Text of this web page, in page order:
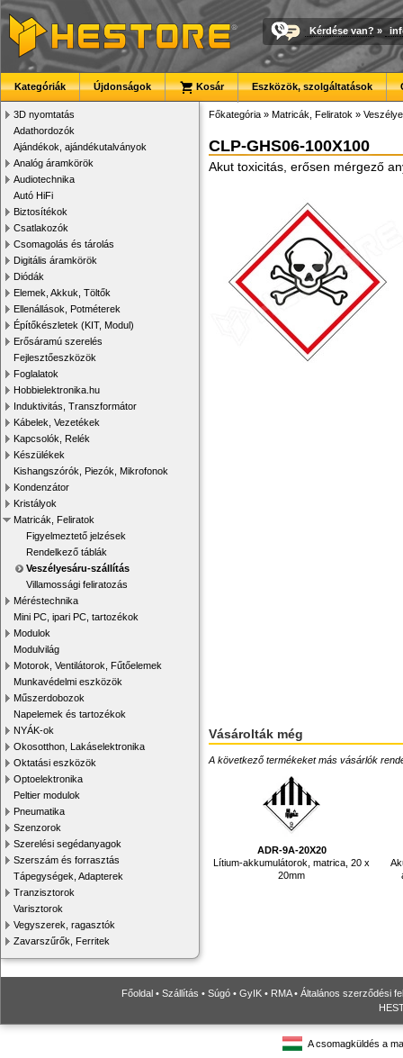
Kérdése van? »
Kategóriák Újdonságok Kosár Eszközök, szolgáltatások
3D nyomtatás
Adathordozók
Ajándékok, ajándékutalványok
Analóg áramkörök
Audiotechnika
Autó HiFi
Biztosítékok
Csatlakozók
Csomagolás és tárolás
Digitális áramkörök
Diódák
Elemek, Akkuk, Töltők
Ellenállások, Potméterek
Építőkészletek (KIT, Modul)
Erősáramú szerelés
Fejlesztőeszközök
Foglalatok
Hobbielektronika.hu
Induktivitás, Transzformátor
Kábelek, Vezetékek
Kapcsolók, Relék
Készülékek
Kishangszórók, Piezók, Mikrofonok
Kondenzátor
Kristályok
Matricák, Feliratok
Figyelmeztető jelzések
Rendelkező táblák
Veszélyesáru-szállítás
Villamossági feliratozás
Méréstechnika
Mini PC, ipari PC, tartozékok
Modulok
Modulvilág
Motorok, Ventilátorok, Fűtőelemek
Munkavédelmi eszközök
Műszerdobozok
Napelemek és tartozékok
NYÁK-ok
Okosotthon, Lakáselektronika
Oktatási eszközök
Optoelektronika
Peltier modulok
Pneumatika
Szenzorok
Szerelési segédanyagok
Szerszám és forrasztás
Tápegységek, Adapterek
Tranzisztorok
Varisztorok
Vegyszerek, ragasztók
Zavarszűrők, Ferritek
Főkategória » Matricák, Feliratok »
CLP-GHS06-100X100
Akut toxicitás, erősen mérgező
Vásárolták még
A következő termékeket más vásárlók
ADR-9A-20X20
Lítium-akkumulátorok, matrica, 20 x
20mm
Főoldal • Szállítás • Súgó • GyIK • RMA• Általános szerződési
A csomagküldés a